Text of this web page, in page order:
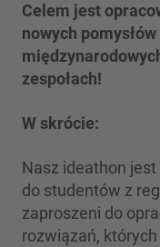
Celem jest
nowych
zespołach!
W skrócie:
Nasz ideathon
do studentów z
zaproszeni do
rozwiązań,